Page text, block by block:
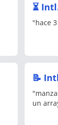
⏳
"hace
📝
un